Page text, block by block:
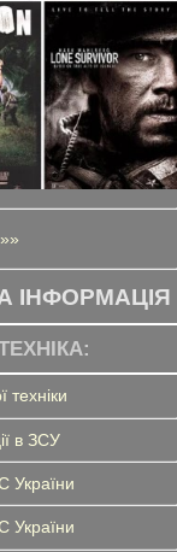
ІНФОРМАЦІЯ
техніки
в ЗСУ
України
України